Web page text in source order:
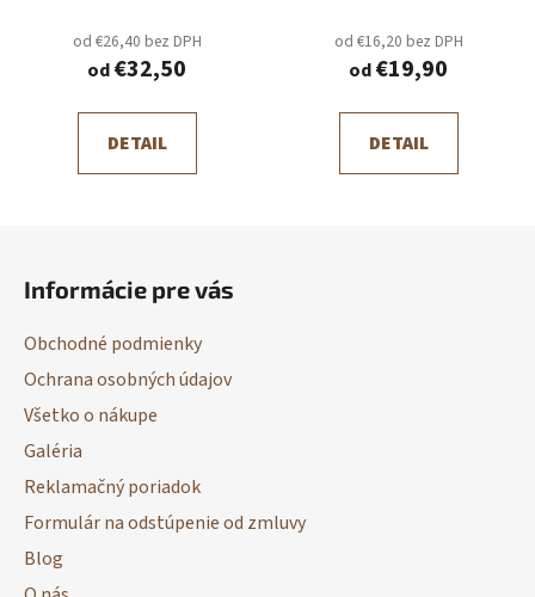
od €26,40 bez DPH
od€32,50
DETAIL
od €16,20 bez DPH
od€19,90
DETAIL
Informácie pre vás
Obchodné podmienky
Ochrana osobných údajov
Všetko o nákupe
Galéria
Reklamačný poriadok
Formulár na odstúpenie od zmluvy
Blog